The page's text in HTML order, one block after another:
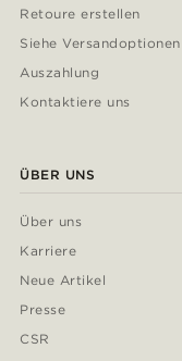
Retoure erstellen
Siehe Versandoptionen
Auszahlung
Kontaktiere uns
ÜBER UNS
Über uns
Karriere
Neue Artikel
Presse
CSR